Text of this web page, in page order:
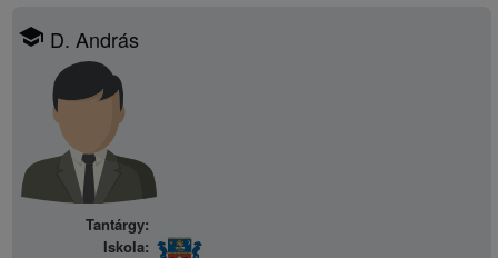
school D. András
Tantárgy:
Iskola: